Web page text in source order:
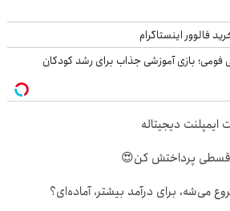
فالوور اینستاگرام
فومی؛ بازی آموزشی جذاب برای رشد کودکان
دیجیتاله
می‌شه، برای درآمد بیشتر، آماده‌ای؟